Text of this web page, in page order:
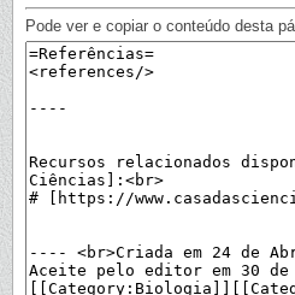
Pode ver e copiar o conteúdo desta